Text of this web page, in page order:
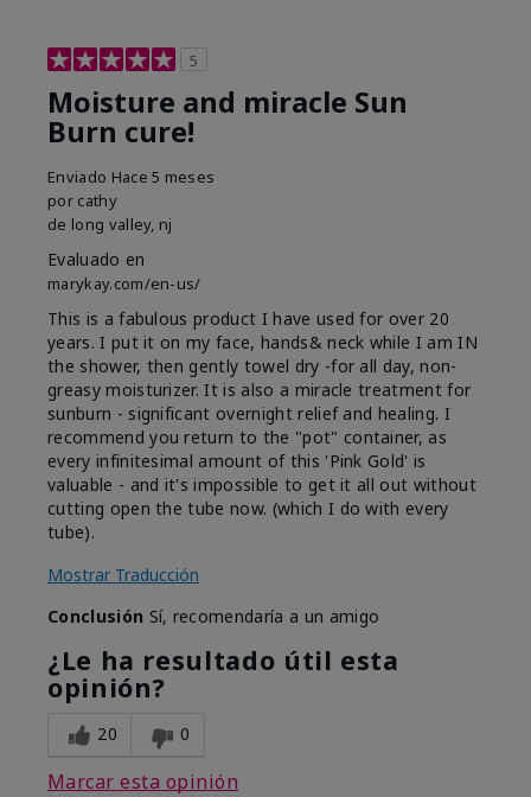
5
Moisture and miracle Sun
Burn cure!
Enviado Hace 5 meses
por cathy
de long valley, nj
Evaluado en
marykay.com/en-us/
This is a fabulous product I have used for over 20
years. I put it on my face, hands& neck while I am IN
the shower, then gently towel dry -for all day, non-
greasy moisturizer. It is also a miracle treatment for
sunburn - significant overnight relief and healing. I
recommend you return to the "pot" container, as
every infinitesimal amount of this 'Pink Gold' is
valuable - and it's impossible to get it all out without
cutting open the tube now. (which I do with every
tube).
Mostrar Traducción
Conclusión Sí, recomendaría a un amigo
¿Le ha resultado útil esta
opinión?
20 0
Marcar esta opinión